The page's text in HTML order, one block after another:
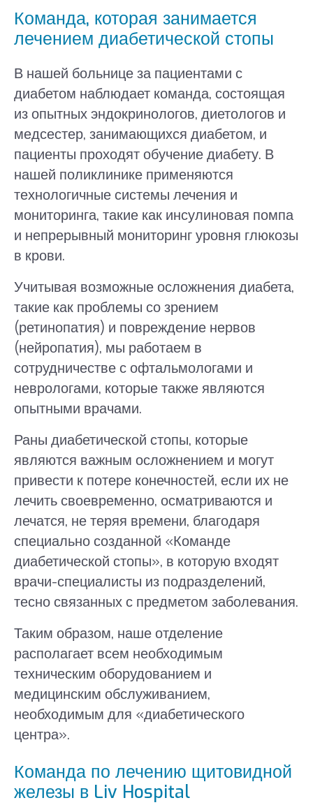
Команда, которая занимается
лечением диабетической стопы
В нашей больнице за пациентами с
диабетом наблюдает команда, состоящая
из опытных эндокринологов, диетологов и
медсестер, занимающихся диабетом, и
пациенты проходят обучение диабету. В
нашей поликлинике применяются
технологичные системы лечения и
мониторинга, такие как инсулиновая помпа
и непрерывный мониторинг уровня глюкозы
в крови.
Учитывая возможные осложнения диабета,
такие как проблемы со зрением
(ретинопатия) и повреждение нервов
(нейропатия), мы работаем в
сотрудничестве с офтальмологами и
неврологами, которые также являются
опытными врачами.
Раны диабетической стопы, которые
являются важным осложнением и могут
привести к потере конечностей, если их не
лечить своевременно, осматриваются и
лечатся, не теряя времени, благодаря
специально созданной «Команде
диабетической стопы», в которую входят
врачи-специалисты из подразделений,
тесно связанных с предметом заболевания.
Таким образом, наше отделение
располагает всем необходимым
техническим оборудованием и
медицинским обслуживанием,
необходимым для «диабетического
центра».
Команда по лечению щитовидной
железы в Liv Hospital